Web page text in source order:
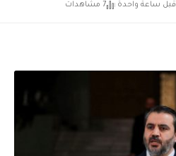
قبل ساعة واحدة 7 مشاهدات